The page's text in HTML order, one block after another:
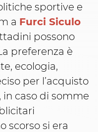
sportive e
a Furci Siculo
possono
preferenza è
ecologia,
per l’acquisto
in caso di somme
scorso si era